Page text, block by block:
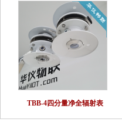
TBB-4四分量净全辐射表